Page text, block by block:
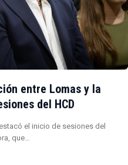
entre Lomas y la
del HCD
el inicio de sesiones del
que…